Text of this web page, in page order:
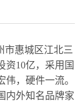
惠城区江北三
资10亿，采用国
，硬件一流。
内外知名品牌家